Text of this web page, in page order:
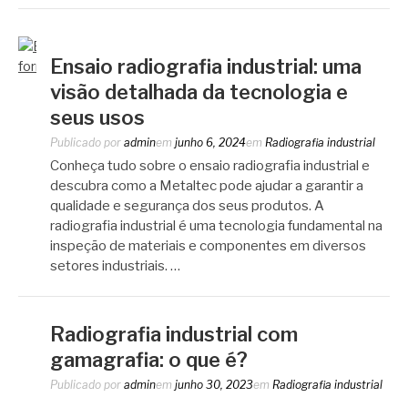
Ensaio radiografia industrial: uma
visão detalhada da tecnologia e
seus usos
Publicado por adminem junho 6, 2024em Radiografia industrial
Conheça tudo sobre o ensaio radiografia industrial e
descubra como a Metaltec pode ajudar a garantir a
qualidade e segurança dos seus produtos. A
radiografia industrial é uma tecnologia fundamental na
inspeção de materiais e componentes em diversos
setores industriais. …
Radiografia industrial com
gamagrafia: o que é?
Publicado por adminem junho 30, 2023em Radiografia industrial